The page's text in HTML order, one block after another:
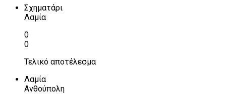
Σχηματάρι
Λαμία
0
0
Τελικό αποτέλεσμα
Λαμία
Ανθούπολη